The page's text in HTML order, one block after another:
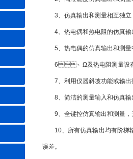
3、仿真输出和测量相互独立
4、热电偶和热电阻的仿真输出
5、热电偶的仿真输出和测量
6、Ω及热电阻测量设有三种工
7、利用仪器斜坡功能或输出
8、简洁的测量输入和仿真输
9、全键控仿真输出和测量
10、所有仿真输出均有阶梯输
误差。